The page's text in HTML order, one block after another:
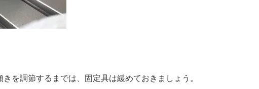
を調節するまでは、固定具は緩めておきましょう。